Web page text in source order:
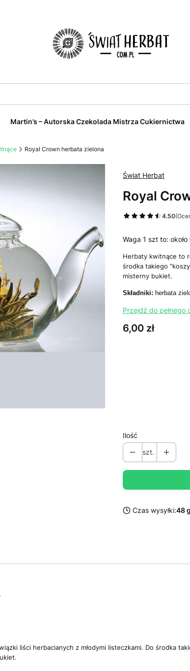
Martin’s – Autorska Czekolada Mistrza Cukiernictwa
Royal Crown herbata zielona
Świat Herbat
Royal
4.50
Waga 1 szt to:
Herbaty kwitnące to
środka takiego
misterny bukiet.
Składniki: herbata
Przejdź do pełnego
Cena
6,00 zł
Ilość
szt.
Czas wysyłki:48
liści herbacianych z młodymi listeczkami. Do środka